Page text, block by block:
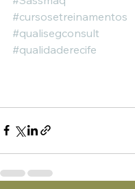
#cursosetreinamentos
#qualisegconsult
#qualidaderecife